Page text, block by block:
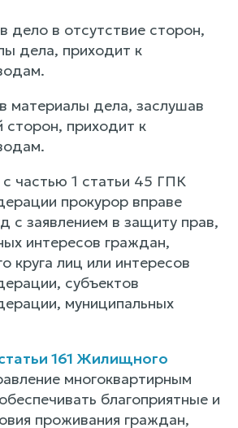
дело в отсутствие сторон,
дела, приходит к
материалы дела, заслушав
сторон, приходит к
частью 1 статьи 45 ГПК
прокурор вправе
с заявлением в защиту прав,
интересов граждан,
круга лиц или интересов
субъектов
муниципальных
161 Жилищного
многоквартирным
благоприятные и
проживания граждан,